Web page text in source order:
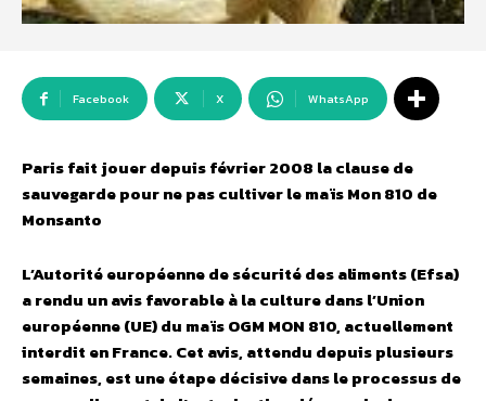
Facebook X WhatsApp
Paris fait jouer depuis février 2008 la clause de
sauvegarde pour ne pas cultiver le maïs Mon 810 de
Monsanto
L’Autorité européenne de sécurité des aliments (Efsa)
a rendu un avis favorable à la culture dans l’Union
européenne (UE) du maïs OGM MON 810, actuellement
interdit en France. Cet avis, attendu depuis plusieurs
semaines, est une étape décisive dans le processus de